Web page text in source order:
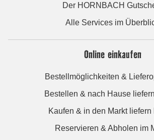
Der HORNBACH
Alle Services im
Online einkaufen
Bestellmöglichkeiten &
Bestellen & nach Hause
Kaufen & in den Markt liefern
Reservieren & Abholen im